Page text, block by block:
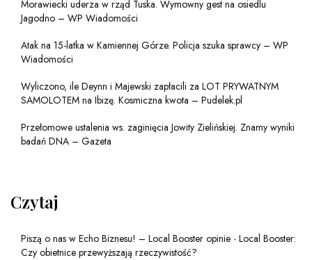
Morawiecki uderza w rząd Tuska. Wymowny gest na osiedlu
Jagodno – WP Wiadomości
Atak na 15-latka w Kamiennej Górze. Policja szuka sprawcy – WP
Wiadomości
Wyliczono, ile Deynn i Majewski zapłacili za LOT PRYWATNYM
SAMOLOTEM na Ibizę. Kosmiczna kwota – Pudelek.pl
Przełomowe ustalenia ws. zaginięcia Jowity Zielińskiej. Znamy wyniki
badań DNA – Gazeta
Czytaj
Piszą o nas w Echo Biznesu! – Local Booster opinie - Local Booster:
Czy obietnice przewyższają rzeczywistość?